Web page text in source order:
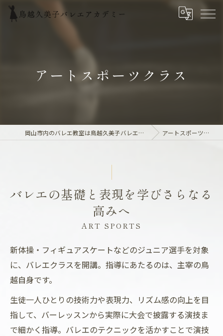
アートスポーツクラス
岡山市内のバレエ教室は鳥越久美子バレエアカデミー アートスポーツクラス
バレエの基礎と表現を学びさらなる
高みへ
ART SPORTS
新体操・フィギュアスケートなどのジュニア選手を対象
に、バレエクラスを開講。指導にあたるのは、主宰の鳥
越自身です。
生徒一人ひとりの技術力や表現力、リズム感の向上を目
指して、バーレッスンから実際に大会で披露する演技ま
で細かく指導。バレエのテクニックを活かすことで演技